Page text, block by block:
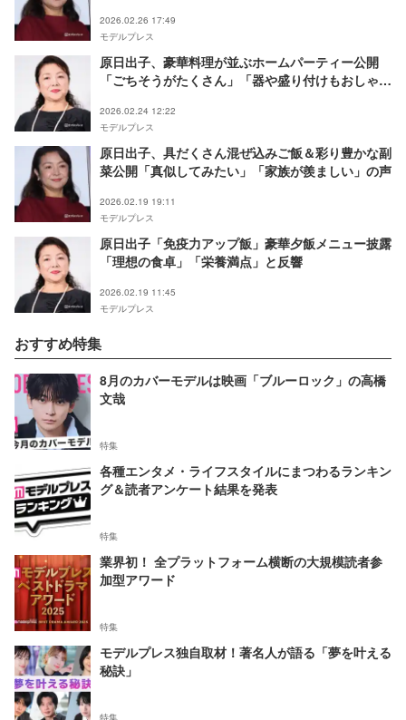
2026.02.26 17:49
モデルプレス
原日出子、豪華料理が並ぶホームパーティー公開
「ごちそうがたくさん」「器や盛り付けもおしゃ
2026.02.24 12:22
モデルプレス
原日出子、具だくさん混ぜ込みご飯＆彩り豊かな副
菜公開「真似してみたい」「家族が羨ましい」の声
2026.02.19 19:11
モデルプレス
原日出子「免疫力アップ飯」豪華夕飯メニュー披露
「理想の食卓」「栄養満点」と反響
2026.02.19 11:45
モデルプレス
おすすめ特集
8月のカバーモデルは映画「ブルーロック」の高橋
文哉
特集
各種エンタメ・ライフスタイルにまつわるランキン
グ＆読者アンケート結果を発表
特集
業界初！ 全プラットフォーム横断の大規模読者参
加型アワード
特集
モデルプレス独自取材！著名人が語る「夢を叶える
秘訣」